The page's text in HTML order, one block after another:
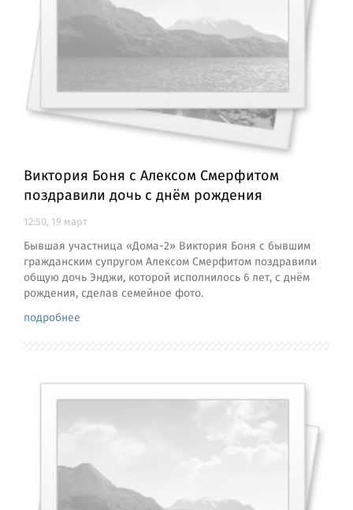
Виктория Боня с Алексом Смерфитом
поздравили дочь с днём рождения
12:50, 19 март
Бывшая участница «Дома-2» Виктория Боня с бывшим
гражданским супругом Алексом Смерфитом поздравили
общую дочь Энджи, которой исполнилось 6 лет, с днём
рождения, сделав семейное фото.
подробнее